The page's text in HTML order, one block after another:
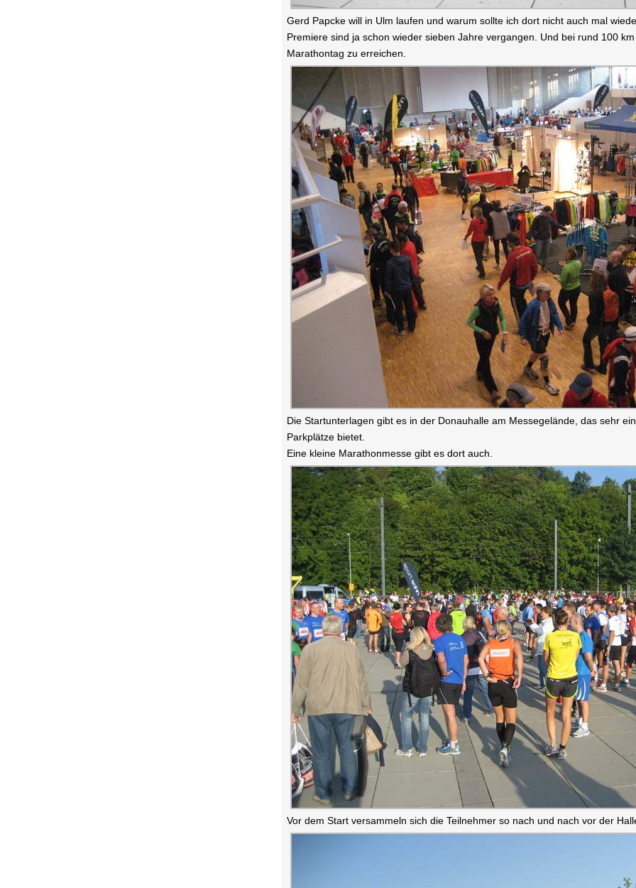
Gerd Papcke will in Ulm laufen und warum sollte ich dort nicht auch mal
Premiere sind ja schon wieder sieben Jahre vergangen. Und bei rund 100
Marathontag zu erreichen.
Die Startunterlagen gibt es in der Donauhalle am Messegelände, das sehr
Parkplätze bietet.
Eine kleine Marathonmesse gibt es dort auch.
Vor dem Start versammeln sich die Teilnehmer so nach und nach vor der